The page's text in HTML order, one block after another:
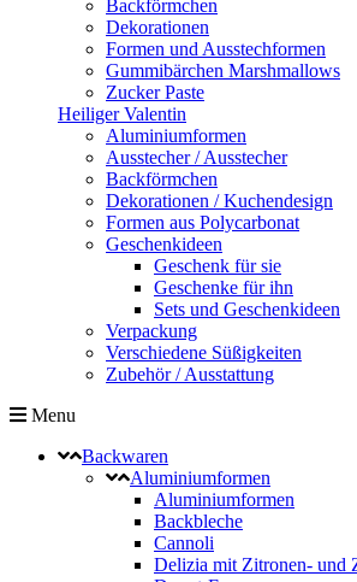
Backförmchen
Dekorationen
Formen und Ausstechformen
Gummibärchen Marshmallows
Zucker Paste
Heiliger Valentin
Aluminiumformen
Ausstecher / Ausstecher
Backförmchen
Dekorationen / Kuchendesign
Formen aus Polycarbonat
Geschenkideen
Geschenk für sie
Geschenke für ihn
Sets und Geschenkideen
Verpackung
Verschiedene Süßigkeiten
Zubehör / Ausstattung
Menu
Backwaren
Aluminiumformen
Aluminiumformen
Backbleche
Cannoli
Delizia mit Zitronen- und